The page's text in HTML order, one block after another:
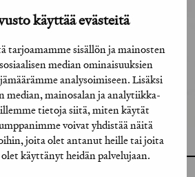
käyttää evästeitä
tarjoamamme sisällön ja mainosten
median ominaisuuksien
analysoimiseen. Lisäksi
median, mainosalan ja analytiikka-
tietoja siitä, miten käytät
voivat yhdistää näitä
joita olet antanut heille tai joita
käyttänyt heidän palvelujaan.
/ tahot: